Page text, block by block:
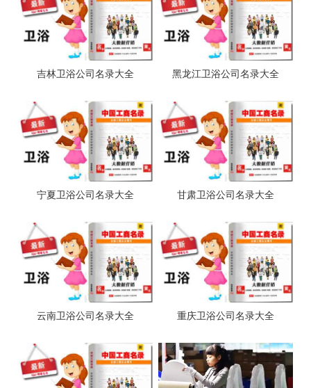
吉林卫浴公司名录大全 黑龙江卫浴公司名录大全
宁夏卫浴公司名录大全 甘肃卫浴公司名录大全
云南卫浴公司名录大全 重庆卫浴公司名录大全